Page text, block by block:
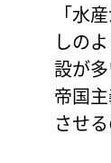
「水
しの
設が
帝国
させ